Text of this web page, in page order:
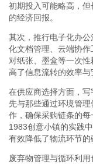
初期投入可能略高，
的经济回报。
其次，推行电子化办
化文档管理、云端协
对纸张、墨盒等一次
高了信息流转的效率与
在供应商选择方面，
先与那些通过环境管
作，确保采购链条的
1983创意小镇的实践
有效降低了物流环节的
废弃物管理与循环利